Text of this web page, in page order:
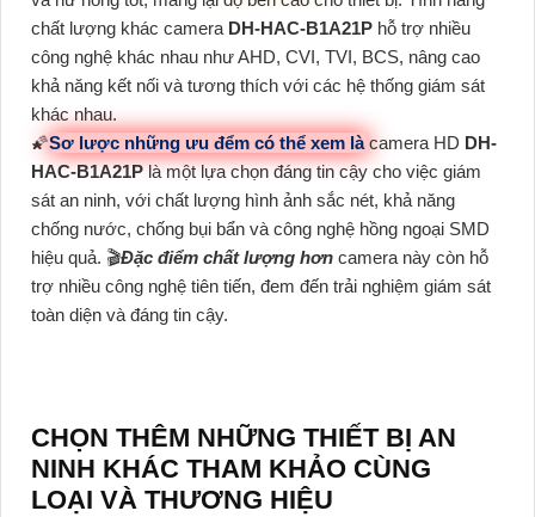
chất lượng khác camera DH-HAC-B1A21P hỗ trợ nhiều
công nghệ khác nhau như AHD, CVI, TVI, BCS, nâng cao
khả năng kết nối và tương thích với các hệ thống giám sát
khác nhau.
🌠Sơ lược những ưu đểm có thể xem làcamera HD DH-
HAC-B1A21Plà một lựa chọn đáng tin cậy cho việc giám
sát an ninh, với chất lượng hình ảnh sắc nét, khả năng
chống nước, chống bụi bẩn và công nghệ hồng ngoại SMD
hiệu quả. 🎬Đặc điểm chất lượng hơn camera này còn hỗ
trợ nhiều công nghệ tiên tiến, đem đến trải nghiệm giám sát
toàn diện và đáng tin cậy.
CHỌN THÊM NHỮNG THIẾT BỊ AN
NINH KHÁC THAM KHẢO CÙNG
LOẠI VÀ THƯƠNG HIỆU